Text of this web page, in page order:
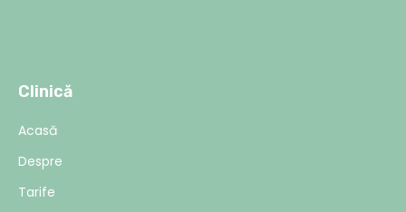
Clinică
Acasă
Despre
Tarife